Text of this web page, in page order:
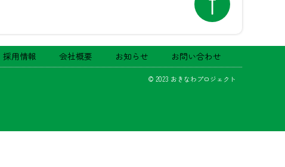
採用情報 会社概要 お知らせ お問い合わせ
© 2023 おきなわプロジェクト